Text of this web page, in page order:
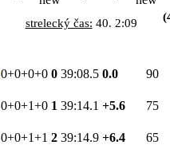
strelecký čas: 40. 2:09
0+0+0+0 0 39:08.5 0.0 90
0+0+1+0 1 39:14.1 +5.6 75
0+0+1+1 2 39:14.9 +6.4 65